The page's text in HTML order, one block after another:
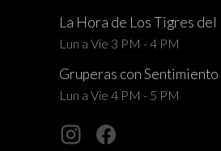
La Hora de Los Tigres
Lun a Vie 3 PM - 4 PM
Gruperas con Sentimiento
Lun a Vie 4 PM - 5 PM